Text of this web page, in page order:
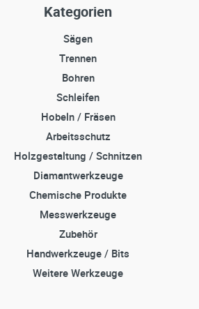
Kategorien
Sägen
Trennen
Bohren
Schleifen
Hobeln / Fräsen
Arbeitsschutz
Holzgestaltung / Schnitzen
Diamantwerkzeuge
Chemische Produkte
Messwerkzeuge
Zubehör
Handwerkzeuge / Bits
Weitere Werkzeuge